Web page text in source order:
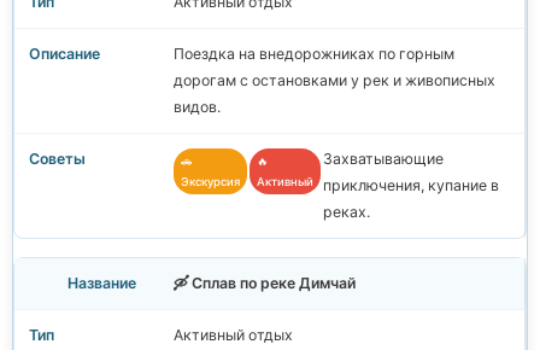
Поездка на внедорожниках по горным
дорогам с остановками у рек и живописных
видов.
🚗
Экскурсия
🔥
Активный
Захватывающие
приключения, купание в
реках.
🛶 Сплав по реке Димчай
Активный отдых